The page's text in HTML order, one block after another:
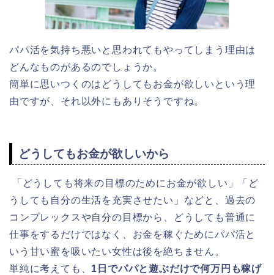
パパ活を気持ち悪いと思われてもやってしまう理由は
どんなものがあるのでしょうか。
簡単に思いつくのはどうしてもお金が欲しいという理
由ですが、それ以外にもありそうですね。
どうしてもお金が欲しいから
「どうしても将来の目標のためにお金が欲しい」「ど
うしても自分の生活を充実させたい」などと、過去の
コンプレックスや自分の目標から、どうしても普通に
仕事をするだけではなく、お金を稼ぐためにパパ活と
いう甘い蜜を吸いたい女性は後を絶ちません。
単純に考えても、 1日でパパと遊ぶだけで何万円も稼げ